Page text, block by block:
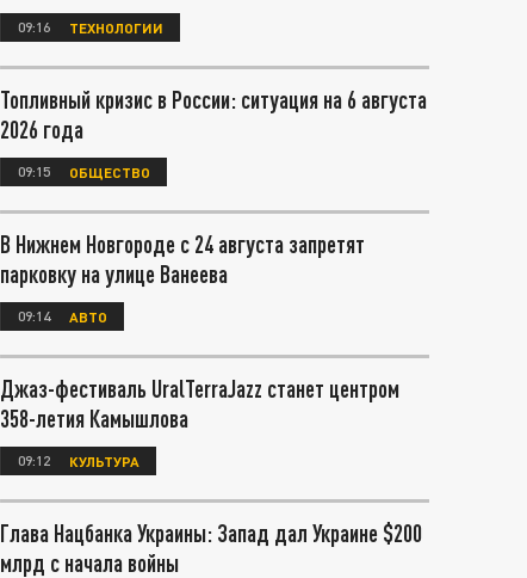
09:16 ТЕХНОЛОГИИ
Топливный кризис в России: ситуация на 6 августа
2026 года
09:15 ОБЩЕСТВО
В Нижнем Новгороде с 24 августа запретят
парковку на улице Ванеева
09:14 АВТО
Джаз-фестиваль UralTerraJazz станет центром
358-летия Камышлова
09:12 КУЛЬТУРА
Глава Нацбанка Украины: Запад дал Украине $200
млрд с начала войны